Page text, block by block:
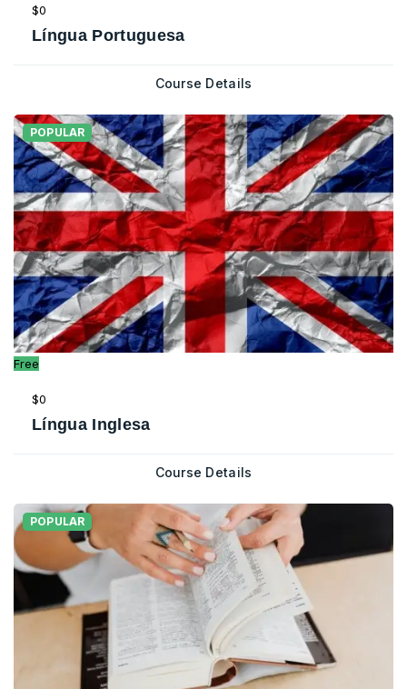
$0
Língua Portuguesa
Course Details
Free
POPULAR
$0
Língua Inglesa
Course Details
POPULAR